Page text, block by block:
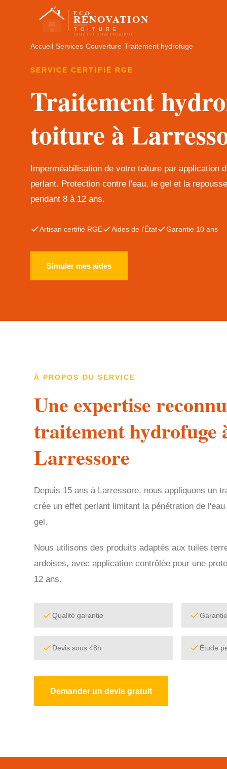
Accueil ›Services›Couverture›Traitement hydrofuge
SERVICE CERTIFIÉ RGE
Traitement
toiture à
Imperméabilisation de votre toiture par application
perlant. Protection contre l'eau, le gel et la
pendant 8 à 12 ans.
Artisan certifié RGE Aides de l'État Garantie 10 ans
Simuler mes aides
À PROPOS DU SERVICE
Une expertise
traitement hydrofuge
Larressore
Depuis 15 ans à Larressore, nous appliquons un
crée un effet perlant limitant la pénétration de
gel.
Nous utilisons des produits adaptés aux tuiles
ardoises, avec application contrôlée pour une
12 ans.
Qualité garantie
Devis sous 48h Étude
Demander un devis gratuit